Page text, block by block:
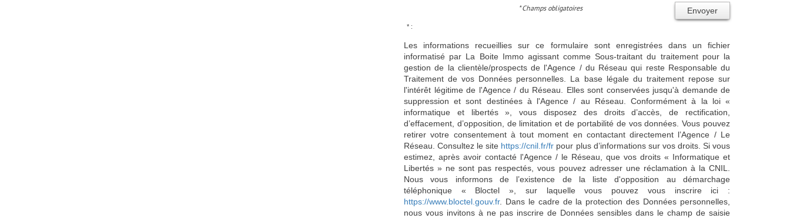
Envoyer
* Champs obligatoires
* :
Les informations recueillies sur ce formulaire sont enregistrées dans un fichier
informatisé par La Boite Immo agissant comme Sous-traitant du traitement pour la
gestion de la clientèle/prospects de l'Agence / du Réseau qui reste Responsable du
Traitement de vos Données personnelles. La base légale du traitement repose sur
l'intérêt légitime de l'Agence / du Réseau. Elles sont conservées jusqu'à demande de
suppression et sont destinées à l'Agence / au Réseau. Conformément à la loi «
informatique et libertés », vous disposez des droits d’accès, de rectification,
d’effacement, d’opposition, de limitation et de portabilité de vos données. Vous pouvez
retirer votre consentement à tout moment en contactant directement l’Agence / Le
Réseau. Consultez le site https://cnil.fr/fr pour plus d’informations sur vos droits. Si vous
estimez, après avoir contacté l'Agence / le Réseau, que vos droits « Informatique et
Libertés » ne sont pas respectés, vous pouvez adresser une réclamation à la CNIL.
Nous vous informons de l’existence de la liste d'opposition au démarchage
téléphonique « Bloctel », sur laquelle vous pouvez vous inscrire ici :
https://www.bloctel.gouv.fr. Dans le cadre de la protection des Données personnelles,
nous vous invitons à ne pas inscrire de Données sensibles dans le champ de saisie